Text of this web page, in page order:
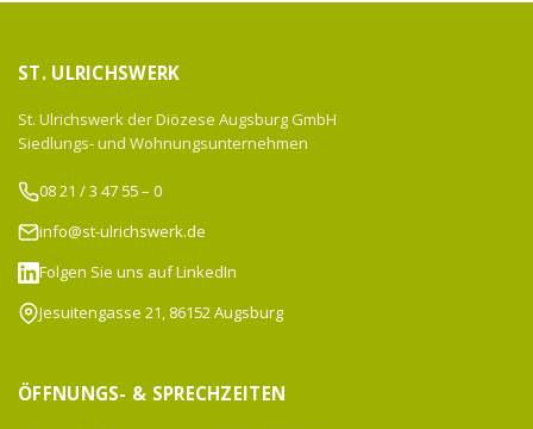
ST. ULRICHSWERK
St. Ulrichswerk der Diözese Augsburg GmbH
Siedlungs- und Wohnungsunternehmen
08 21 / 3 47 55 – 0
info@st-ulrichswerk.de
Folgen Sie uns auf LinkedIn
Jesuitengasse 21, 86152 Augsburg
ÖFFNUNGS- & SPRECHZEITEN